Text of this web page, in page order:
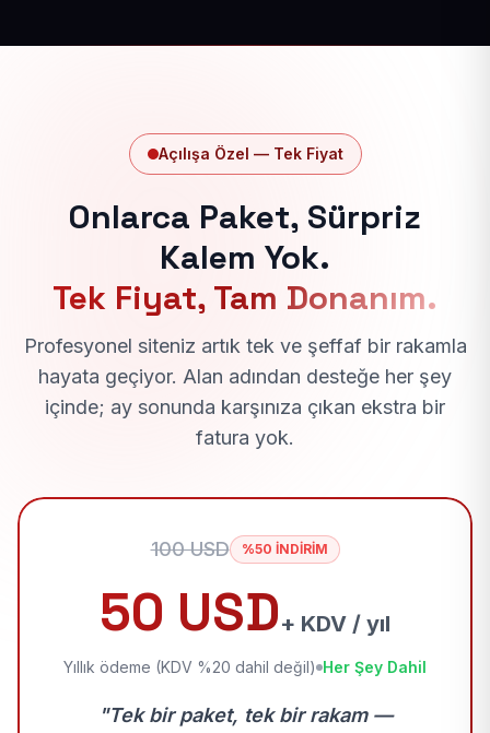
Açılışa Özel — Tek Fiyat
Onlarca Paket, Sürpriz
Kalem Yok.
Tek Fiyat, Tam Donanım.
Profesyonel siteniz artık tek ve şeffaf bir rakamla
hayata geçiyor. Alan adından desteğe her şey
içinde; ay sonunda karşınıza çıkan ekstra bir
fatura yok.
100 USD %50 İNDİRİM
50 USD+ KDV / yıl
Yıllık ödeme (KDV %20 dahil değil) Her Şey Dahil
"Tek bir paket, tek bir rakam —